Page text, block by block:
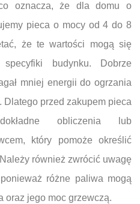
oznacza, że dla domu o
pieca o mocy od 4 do 8
że te wartości mogą się
budynku. Dobrze
mniej energii do ogrzania
Dlatego przed zakupem pieca
obliczenia lub
który pomoże określić
również zwrócić uwagę
różne paliwa mogą
oraz jego moc grzewczą.